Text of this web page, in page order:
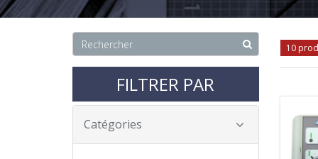
FILTRER PAR
Catégories
10